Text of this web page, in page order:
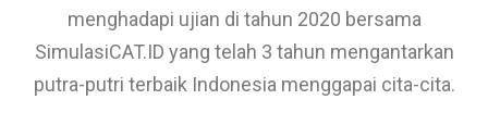
menghadapi ujian di tahun 2020 bersama
SimulasiCAT.ID yang telah 3 tahun mengantarkan
putra-putri terbaik Indonesia menggapai cita-cita.